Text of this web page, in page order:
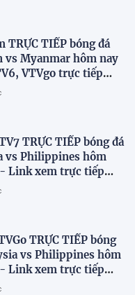
TRỰC TIẾP bóng đá
vs Myanmar hôm nay
VTVgo trực tiếp
TRỰC TIẾP bóng đá
vs Philippines hôm
Link xem trực tiếp
2026 mới nhất
TRỰC TIẾP bóng
vs Philippines hôm
Link xem trực tiếp
2026 mới nhất